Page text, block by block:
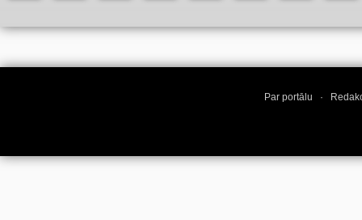
Par portālu ·